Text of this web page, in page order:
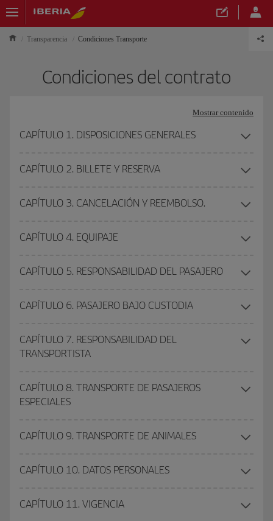
Transparencia Condiciones Transporte
Condiciones del contrato
Mostrar contenido
CAPÍTULO 1. DISPOSICIONES GENERALES
CAPÍTULO 2. BILLETE Y RESERVA
CAPÍTULO 3. CANCELACIÓN Y REEMBOLSO.
CAPÍTULO 4. EQUIPAJE
CAPÍTULO 5. RESPONSABILIDAD DEL PASAJERO
CAPÍTULO 6. PASAJERO BAJO CUSTODIA
CAPÍTULO 7. RESPONSABILIDAD DEL
TRANSPORTISTA
CAPÍTULO 8. TRANSPORTE DE PASAJEROS
ESPECIALES
CAPÍTULO 9. TRANSPORTE DE ANIMALES
CAPÍTULO 10. DATOS PERSONALES
CAPÍTULO 11. VIGENCIA